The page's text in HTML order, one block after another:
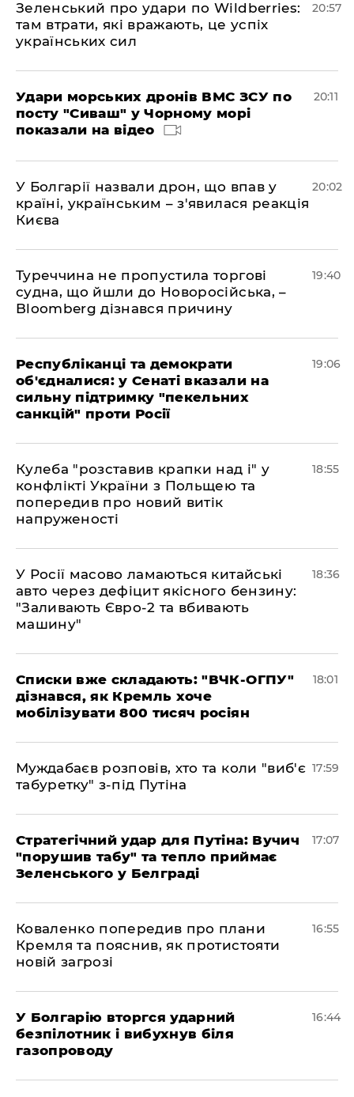
Зеленський про удари по Wildberries:
там втрати, які вражають, це успіх
українських сил
20:57
Удари морських дронів ВМС ЗСУ по
посту "Сиваш" у Чорному морі
показали на відео
20:11
У Болгарії назвали дрон, що впав у
країні, українським – з'явилася реакція
Києва
20:02
Туреччина не пропустила торгові
судна, що йшли до Новоросійська, –
Bloomberg дізнався причину
19:40
Республіканці та демократи
об'єдналися: у Сенаті вказали на
сильну підтримку "пекельних
санкцій" проти Росії
19:06
Кулеба "розставив крапки над і" у
конфлікті України з Польщею та
попередив про новий витік
напруженості
18:55
У Росії масово ламаються китайські
авто через дефіцит якісного бензину:
"Заливають Євро-2 та вбивають
машину"
18:36
Списки вже складають: "ВЧК-ОГПУ"
дізнався, як Кремль хоче
мобілізувати 800 тисяч росіян
18:01
Муждабаєв розповів, хто та коли "виб'є
табуретку" з-під Путіна
17:59
Стратегічний удар для Путіна: Вучич
"порушив табу" та тепло приймає
Зеленського у Белграді
17:07
Коваленко попередив про плани
Кремля та пояснив, як протистояти
новій загрозі
16:55
У Болгарію вторгся ударний
безпілотник і вибухнув біля
газопроводу
16:44